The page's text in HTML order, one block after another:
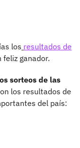
los resultados de
feliz ganador.
sorteos de las
los resultados de
del país: